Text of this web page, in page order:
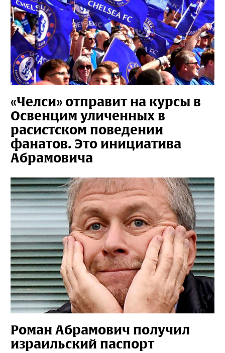
«Челси» отправит на курсы в
Освенцим уличенных в
расистском поведении
фанатов. Это инициатива
Абрамовича
Роман Абрамович получил
израильский паспорт